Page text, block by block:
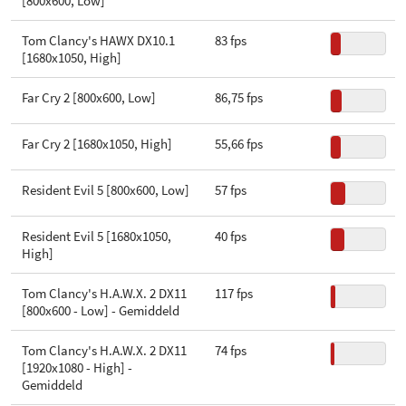
Aantal transistors 234 mln
Uitvoering
XD-bit
Tom Clancy's HAWX DX10.1
[1680x1050, High]
83 fps
Far Cry 2 [800x600, Low] 86,75 fps
Far Cry 2 [1680x1050, High] 55,66 fps
Resident Evil 5 [800x600, Low] 57 fps
Resident Evil 5 [1680x1050,
High]
40 fps
Tom Clancy's H.A.W.X. 2 DX11
[800x600 - Low] - Gemiddeld
117 fps
Tom Clancy's H.A.W.X. 2 DX11
[1920x1080 - High] -
Gemiddeld
74 fps